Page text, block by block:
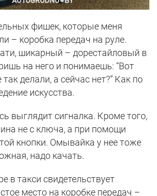
фишек, которые меня
– коробка передач на руле.
шикарный – дорестайловый в
на него и понимаешь: “Вот
делали, а сейчас нет?” Как по
искусства.
выглядит сигналка. Кроме того,
не с ключа, а при помощи
кнопки. Омывайка у нее тоже
надо качать.
в такси свидетельствует
место на коробке передач –